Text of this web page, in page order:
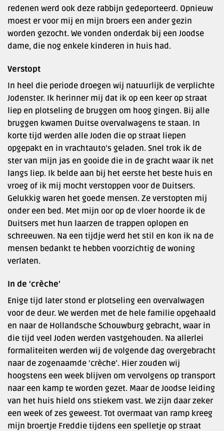
redenen werd ook deze rabbijn gedeporteerd. Opnieuw
moest er voor mij en mijn broers een ander gezin
worden gezocht. We vonden onderdak bij een Joodse
dame, die nog enkele kinderen in huis had.
Verstopt
In heel die periode droegen wij natuurlijk de verplichte
Jodenster. Ik herinner mij dat ik op een keer op straat
liep en plotseling de bruggen om hoog gingen. Bij alle
bruggen kwamen Duitse overvalwagens te staan. In
korte tijd werden alle Joden die op straat liepen
opgepakt en in vrachtauto’s geladen. Snel trok ik de
ster van mijn jas en gooide die in de gracht waar ik net
langs liep. Ik belde aan bij het eerste het beste huis en
vroeg of ik mij mocht verstoppen voor de Duitsers.
Gelukkig waren het goede mensen. Ze verstopten mij
onder een bed. Met mijn oor op de vloer hoorde ik de
Duitsers met hun laarzen de trappen oplopen en
schreeuwen. Na een tijdje werd het stil en kon ik na de
mensen bedankt te hebben voorzichtig de woning
verlaten.
In de ‘crèche’
Enige tijd later stond er plotseling een overvalwagen
voor de deur. We werden met de hele familie opgehaald
en naar de Hollandsche Schouwburg gebracht, waar in
die tijd veel Joden werden vastgehouden. Na allerlei
formaliteiten werden wij de volgende dag overgebracht
naar de zogenaamde ‘crèche’. Hier zouden wij
hoogstens een week blijven om vervolgens op transport
naar een kamp te worden gezet. Maar de Joodse leiding
van het huis hield ons stiekem vast. We zijn daar zeker
een week of zes geweest. Tot overmaat van ramp kreeg
mijn broertje Freddie tijdens een spelletje op straat